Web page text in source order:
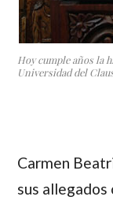
Hoy cumple años la
Universidad del
Carmen
sus allegados